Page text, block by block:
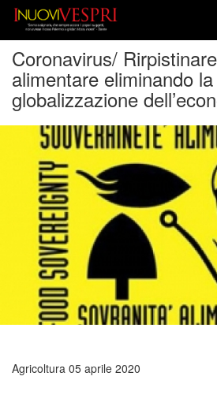
Coronavirus/
alimentare eliminando la
globalizzazione
Agricoltura 05 aprile 2020